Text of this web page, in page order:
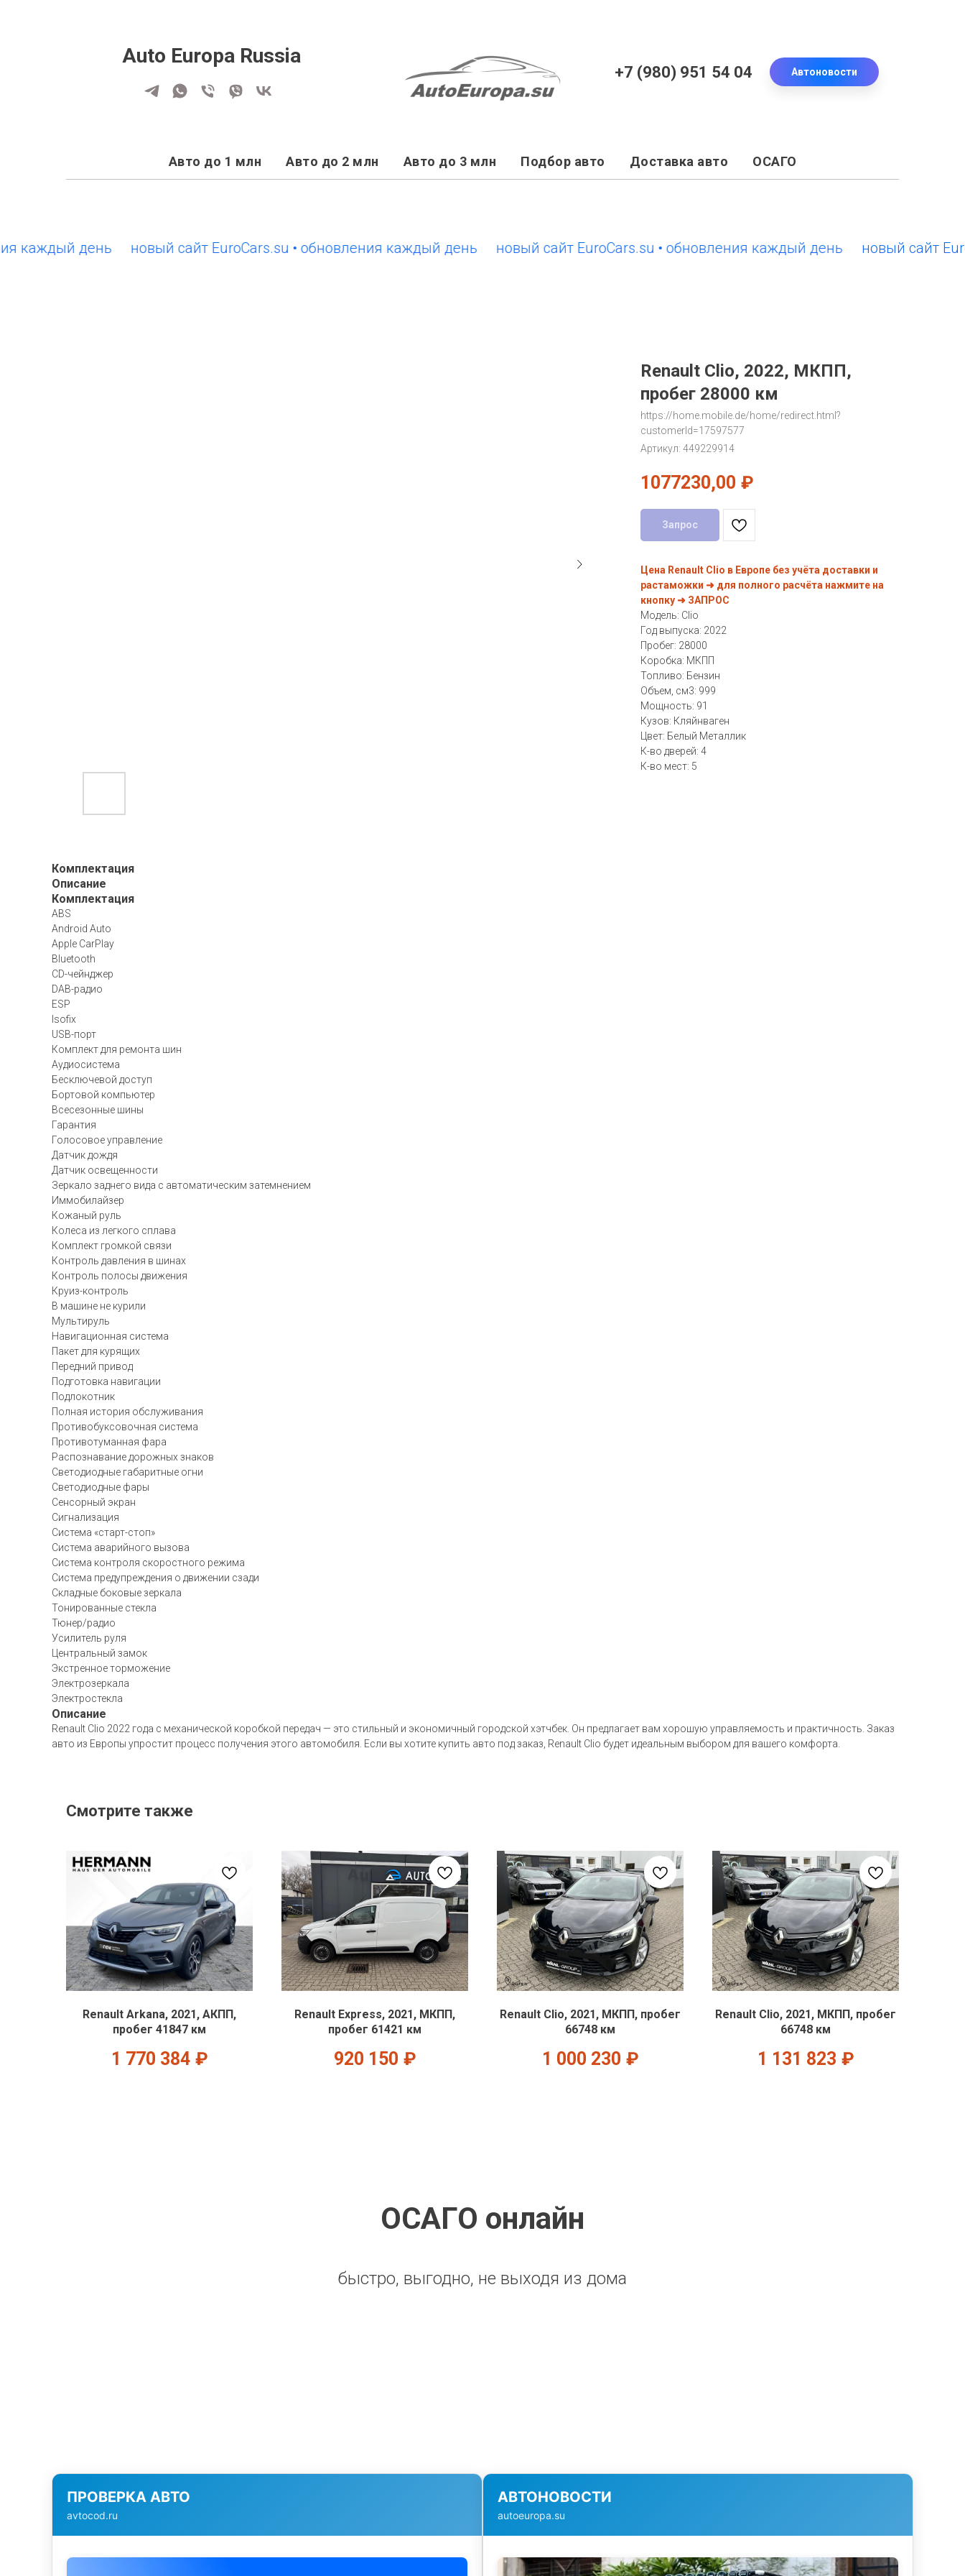
Auto Europa Russia
+7 (980) 951 54 04 Автоновости
Авто до 1 млн Авто до 2 млн Авто до 3 млн Подбор авто Доставка авто ОСАГО
день новый сайт EuroCars.su • обновления каждый день новый сайт EuroCars.su • обновления каждый день новый сайт
Renault Clio, 2022, МКПП,
пробег 28000 км
https://home.mobile.de/home/redirect.html?
customerId=17597577
Артикул: 449229914
1077230,00 ₽
Запрос
Цена Renault Clio в Европе без учёта доставки и
растаможки ➜ для полного расчёта нажмите на
кнопку ➜ ЗАПРОС
Модель: Clio
Год выпуска: 2022
Пробег: 28000
Коробка: МКПП
Топливо: Бензин
Объем, см3: 999
Мощность: 91
Кузов: Кляйнваген
Цвет: Белый Металлик
К-во дверей: 4
К-во мест: 5
Комплектация
Описание
Комплектация
ABS
Android Auto
Apple CarPlay
Bluetooth
CD-чейнджер
DAB-радио
ESP
Isofix
USB-порт
Комплект для ремонта шин
Аудиосистема
Бесключевой доступ
Бортовой компьютер
Всесезонные шины
Гарантия
Голосовое управление
Датчик дождя
Датчик освещенности
Зеркало заднего вида с автоматическим затемнением
Иммобилайзер
Кожаный руль
Колеса из легкого сплава
Комплект громкой связи
Контроль давления в шинах
Контроль полосы движения
Круиз-контроль
В машине не курили
Мультируль
Навигационная система
Пакет для курящих
Передний привод
Подготовка навигации
Подлокотник
Полная история обслуживания
Противобуксовочная система
Противотуманная фара
Распознавание дорожных знаков
Светодиодные габаритные огни
Светодиодные фары
Сенсорный экран
Сигнализация
Система «старт-стоп»
Система аварийного вызова
Система контроля скоростного режима
Система предупреждения о движении сзади
Складные боковые зеркала
Тонированные стекла
Тюнер/радио
Усилитель руля
Центральный замок
Экстренное торможение
Электрозеркала
Электростекла
Описание
Renault Clio 2022 года с механической коробкой передач — это стильный и экономичный городской хэтчбек. Он предлагает вам хорошую управляемость и практичность. Заказ
авто из Европы упростит процесс получения этого автомобиля. Если вы хотите купить авто под заказ, Renault Clio будет идеальным выбором для вашего комфорта.
Смотрите также
Renault Arkana, 2021, АКПП,
пробег 41847 км
1 770 384 ₽
Renault Express, 2021, МКПП,
пробег 61421 км
920 150 ₽
Renault Clio, 2021, МКПП, пробег
66748 км
1 000 230 ₽
Renault Clio, 2021, МКПП, пробег
66748 км
1 131 823 ₽
ОСАГО онлайн
быстро, выгодно, не выходя из дома
ПРОВЕРКА АВТО
avtocod.ru
АВТОНОВОСТИ
autoeuropa.su